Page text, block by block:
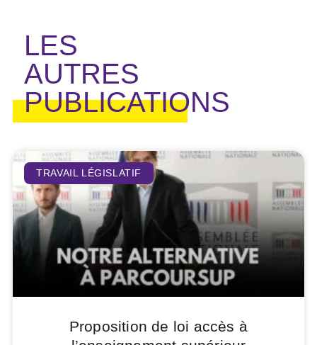
LES
AUTRES
PUBLICATIONS
TRAVAIL LÉGISLATIF
Proposition de loi accès à